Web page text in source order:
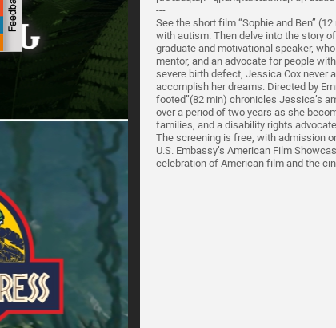
---
See the short film “Sophie and Ben”
with autism. Then delve into the story
graduate and motivational speaker,
mentor, and an advocate for people
severe birth defect, Jessica Cox never
accomplish her dreams. Directed by
footed”(82 min) chronicles Jessica’s
over a period of two years as she
families, and a disability rights
The screening is free, with admission
U.S. Embassy’s American Film
celebration of American film and the